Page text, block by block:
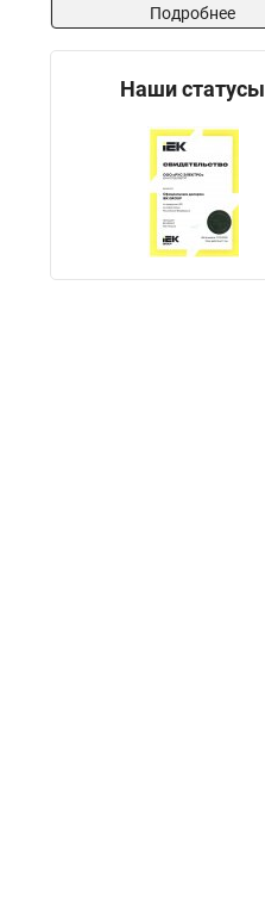
Подробнее
Наши статусы